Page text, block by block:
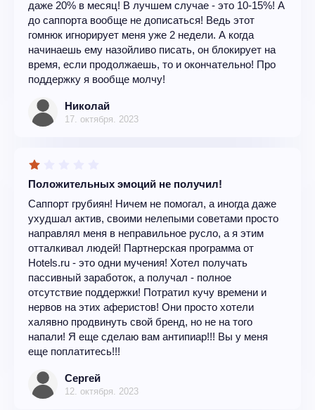
даже 20% в месяц! В лучшем случае - это 10-15%! А
до саппорта вообще не дописаться! Ведь этот
гомнюк игнорирует меня уже 2 недели. А когда
начинаешь ему назойливо писать, он блокирует на
время, если продолжаешь, то и окончательно! Про
поддержку я вообще молчу!
Николай
17. октября. 2023
Положительных эмоций не получил!
Саппорт грубиян! Ничем не помогал, а иногда даже
ухудшал актив, своими нелепыми советами просто
направлял меня в неправильное русло, а я этим
отталкивал людей! Партнерская программа от
Hotels.ru - это одни мучения! Хотел получать
пассивный заработок, а получал - полное
отсутствие поддержки! Потратил кучу времени и
нервов на этих аферистов! Они просто хотели
халявно продвинуть свой бренд, но не на того
напали! Я еще сделаю вам антипиар!!! Вы у меня
еще поплатитесь!!!
Сергей
12. октября. 2023